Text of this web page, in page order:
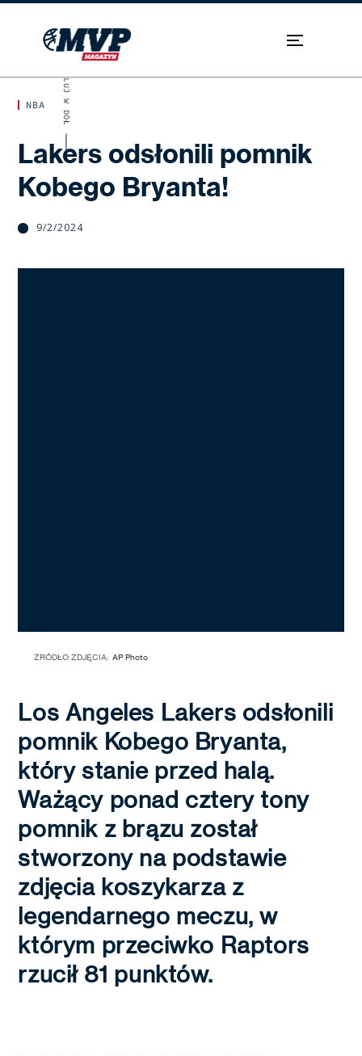
NBA
Lakers odsłonili pomnik
Kobego Bryanta!
9/2/2024
SKROLUJ W DÓŁ
ŹRÓDŁO ZDJĘCIA: AP Photo
Los Angeles Lakers odsłonili
pomnik Kobego Bryanta,
który stanie przed halą.
Ważący ponad cztery tony
pomnik z brązu został
stworzony na podstawie
zdjęcia koszykarza z
legendarnego meczu, w
którym przeciwko Raptors
rzucił 81 punktów.